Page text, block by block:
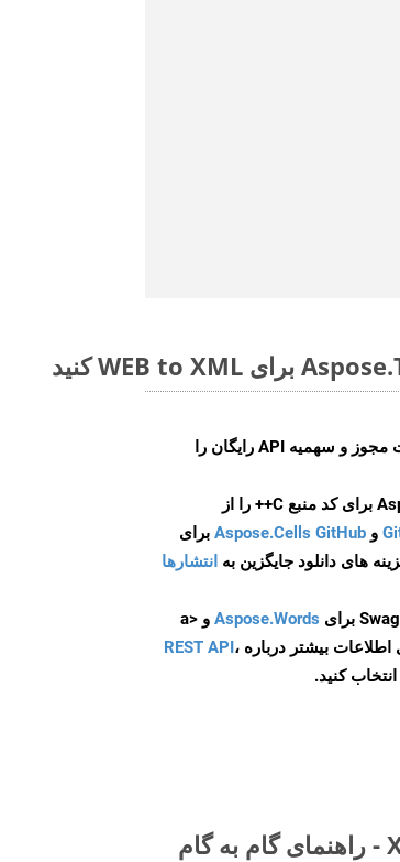
ایجاد کنید تا جزئیات مجوز و سهمیه API رایگان را
و Aspose.Cells GitHub برای
انتشارها
Aspose.Words
و <a
REST API،